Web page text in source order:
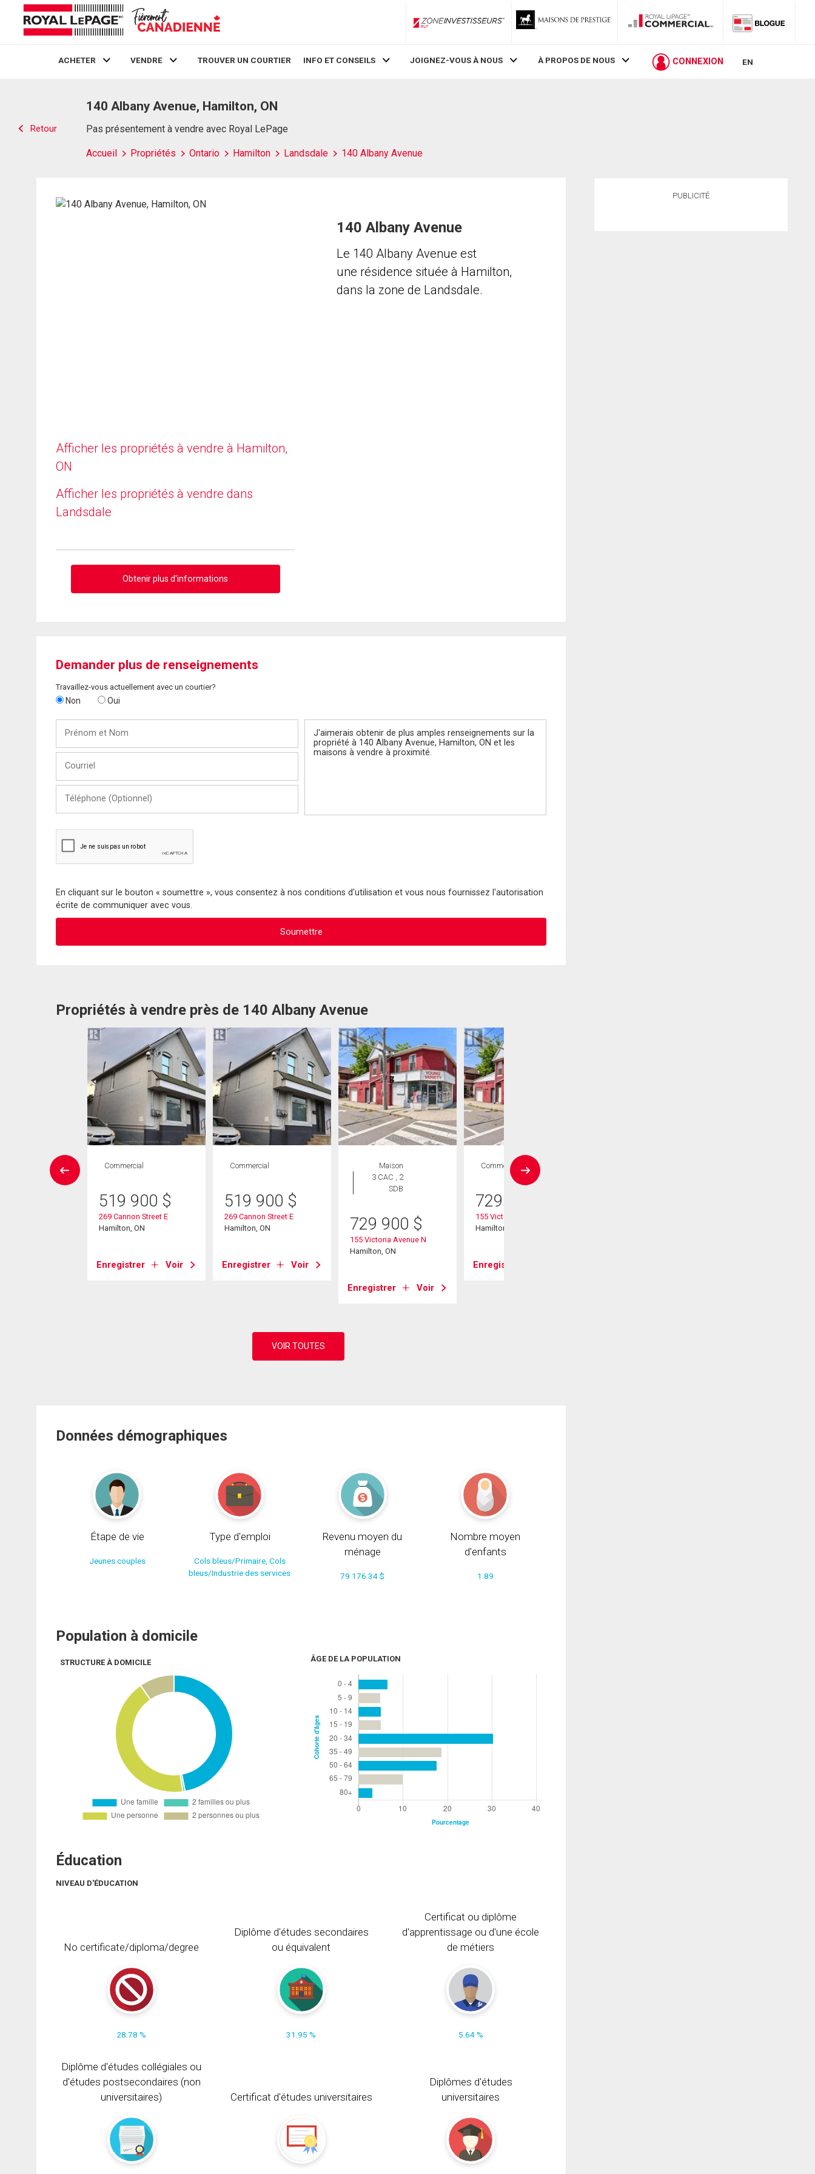
ZoneInvestisseurs RLP
ACHETER VENDRE TROUVER UN COURTIER INFO ET CONSEILS JOIGNEZ-VOUS À NOUS À PROPOS DE NOUS CONNEXION EN
Retour
140 Albany Avenue, Hamilton, ON
Pas présentement à vendre avec Royal LePage
Accueil Propriétés Ontario Hamilton Landsdale 140 Albany Avenue
Afficher les propriétés à vendre à Hamilton,
ON
Afficher les propriétés à vendre dans
Landsdale
Obtenir plus d'informations
140 Albany Avenue
Le 140 Albany Avenue est
une résidence située à Hamilton,
dans la zone de Landsdale.
Demander plus de renseignements
Travaillez-vous actuellement avec un courtier?
Non Oui
Nom
(Optionnel)
En cliquant sur le bouton « soumettre », vous consentez à nos conditions d'utilisation et vous nous fournissez l'autorisation
écrite de communiquer avec vous.
Propriétés à vendre près de 140 Albany Avenue
Commercial
519 900 $
269 Cannon Street E
Hamilton, ON
Enregistrer Voir
Commercial
519 900 $
269 Cannon Street E
Hamilton, ON
Enregistrer Voir
Maison
3 CAC , 2
SDB
729 900 $
155 Victoria Avenue N
Hamilton, ON
Enregistrer Voir
Commercial
729 900
155 Victoria Avenue N
Hamilton, ON
Enregistrer
Données démographiques
Étape de vie
Jeunes couples
Type d'emploi
Cols bleus/Primaire, Cols
bleus/Industrie des services
Revenu moyen du
ménage
79 176.34 $
Nombre moyen
d'enfants
1.89
Population à domicile
STRUCTURE À DOMICILE ÂGE DE LA POPULATION
Éducation
NIVEAU D'ÉDUCATION
No certificate/diploma/degree
28.78 %
Diplôme d'études secondaires
ou équivalent
31.95 %
Certificat ou diplôme
d'apprentissage ou d'une école
de métiers
5.64 %
Diplôme d'études collégiales ou
d'études postsecondaires (non
universitaires)
Certificat d'études universitaires
Diplômes d'études
universitaires
PUBLICITÉ